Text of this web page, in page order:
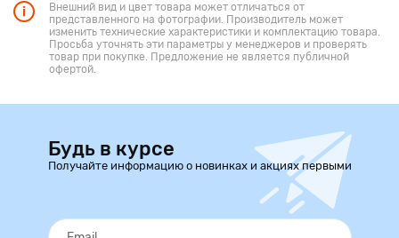
Внешний вид и цвет товара может отличаться от
представленного на фотографии. Производитель может
изменить технические характеристики и комплектацию товара.
Просьба уточнять эти параметры у менеджеров и проверять
товар при покупке. Предложение не является публичной
офертой.
Будь в курсе
Получайте информацию о новинках и акциях первыми